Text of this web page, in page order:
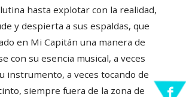
hasta explotar con la realidad,
y despierta a sus espaldas, que
en Mi Capitán una manera de
con su esencia musical, a veces
instrumento, a veces tocando de
siempre fuera de la zona de